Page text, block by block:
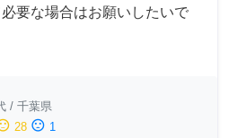
要な場合はお願いしたいで
/ 千葉県
28 sentiment_dissatisfied 1